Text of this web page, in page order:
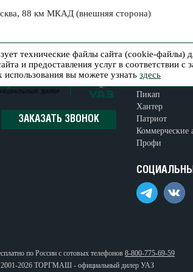
88 км МКАД (внешняя сторона)
технические файлы сайта (cookie-файлы)
и предоставления услуг в соответствии
использования вы можете узнатьздесь
ЗАКАЗАТЬ ЗВОНОК
Пикап
Хантер
Патриот
Коммерческие
Профи
по России с сотовых телефонов 8-800-775-69-59
2026 ТОРГМАШ - официальный дилер УАЗ